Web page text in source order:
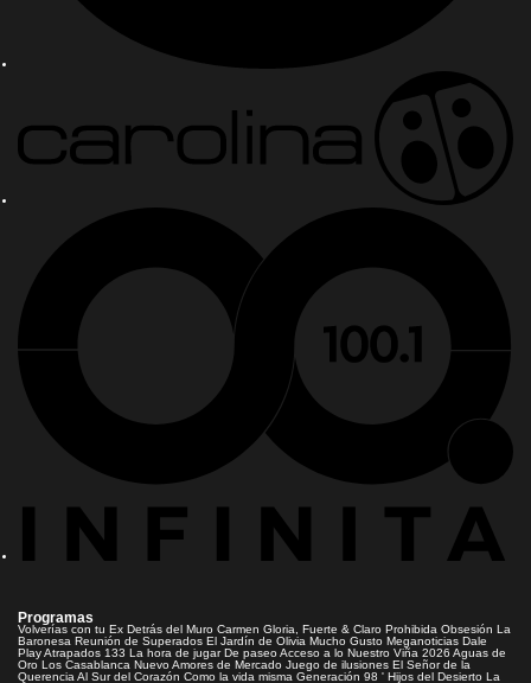
Programas
Volverías con tu Ex Detrás del Muro Carmen Gloria, Fuerte & Claro Prohibida Obsesión La
Baronesa Reunión de Superados El Jardín de Olivia Mucho Gusto Meganoticias Dale
PlayAtrapados 133 La hora de jugar De paseoAcceso a lo Nuestro Viña 2026 Aguas de
Oro Los Casablanca Nuevo Amores de Mercado Juego de ilusiones El Señor de la
Querencia Al Sur del Corazón Como la vida misma Generación 98 ' Hijos del Desierto La